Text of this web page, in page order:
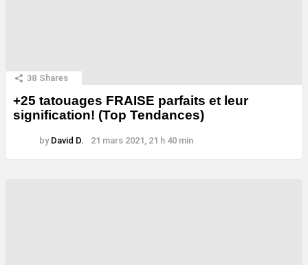
38 Shares
+25 tatouages ​​FRAISE parfaits et leur
signification! (Top Tendances)
by David D. 21 mars 2021, 21 h 40 min